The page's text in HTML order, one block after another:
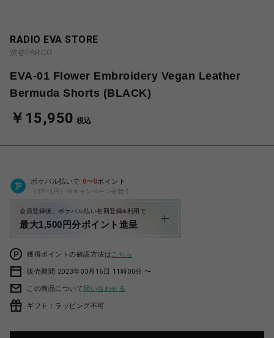
RADIO EVA STORE
渋谷PARCO
EVA-01 Flower Embroidery Vegan Leather
Bermuda Shorts (BLACK)
￥15,950 税込
ポケパル払いで 0〜0ポイント
（1P=1円）※キャンペーン分除く
会員登録後、ポケパル払い初回登録&利用で
最大1,500円分ポイント進呈
獲得ポイントの確認方法は こちら
販売期間 2023年03月16日 11時00分 〜
この商品について問い合わせる
ギフト：ラッピング不可